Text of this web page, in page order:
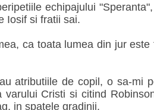
echipajului
Iosif si fratii sai.
ca toata lumea din jur este
atributiile de copil, o sa-mi
Cristi si citind
in spatele gradinii.